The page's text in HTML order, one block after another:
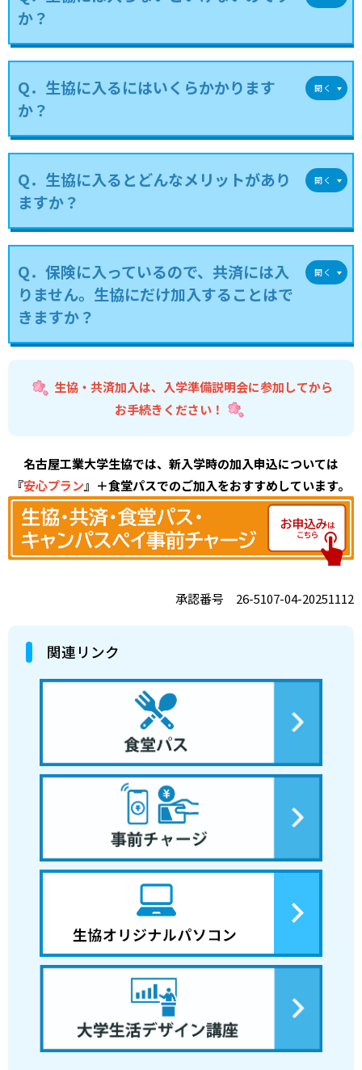
か？
Q．生協に入るにはいくらかかります
か？
Q．生協に入るとどんなメリットがあり
ますか？
Q．保険に入っているので、共済には入
りません。生協にだけ加入することはで
きますか？
生協・共済加入は、入学準備説明会に参加してから
お手続きください！
名古屋工業大学生協では、新入学時の加入申込については
『安心プラン』＋食堂パスでのご加入をおすすめしています。
承認番号 26-5107-04-20251112
関連リンク